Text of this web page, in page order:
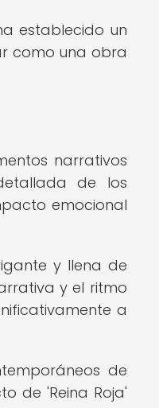
establecido un
como una obra
narrativos
de los
emocional
y llena de
y el ritmo
a
de
de 'Reina Roja'